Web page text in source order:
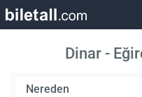
Dinar -
Nereden